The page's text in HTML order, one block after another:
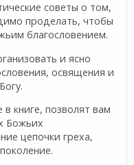
советы о том,
проделать, чтобы
благословением.
и ясно
освящения и
книге, позволят вам
Божьих
цепочки греха,